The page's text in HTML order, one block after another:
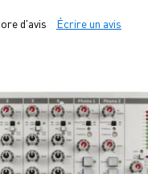
d'avis Écrire un avis